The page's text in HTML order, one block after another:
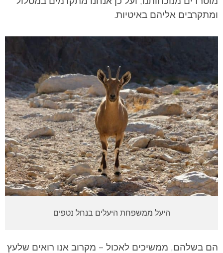
ומתקרבים אליהם באיטיות.
היעל ממשפחת היעלים בנחל נטפים
הם בשלהם, ממשיכים לאכול – מקרוב אנו רואים שלעץ